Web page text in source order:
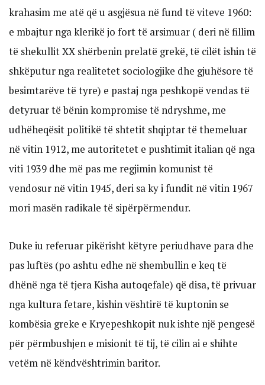
krahasim me atë që u asgjësua në fund të viteve 1960:
e mbajtur nga klerikë jo fort të arsimuar ( deri në fillim
të shekullit XX shërbenin prelatë grekë, të cilët ishin të
shkëputur nga realitetet sociologjike dhe gjuhësore të
besimtarëve të tyre) e pastaj nga peshkopë vendas të
detyruar të bënin kompromise të ndryshme, me
udhëheqësit politikë të shtetit shqiptar të themeluar
në vitin 1912, me autoritetet e pushtimit italian që nga
viti 1939 dhe më pas me regjimin komunist të
vendosur në vitin 1945, deri sa ky i fundit në vitin 1967
mori masën radikale të sipërpërmendur.
Duke iu referuar pikërisht këtyre periudhave para dhe
pas luftës (po ashtu edhe në shembullin e keq të
dhënë nga të tjera Kisha autoqefale) që disa, të privuar
nga kultura fetare, kishin vështirë të kuptonin se
kombësia greke e Kryepeshkopit nuk ishte një pengesë
për përmbushjen e misionit të tij, të cilin ai e shihte
vetëm në këndvështrimin baritor.